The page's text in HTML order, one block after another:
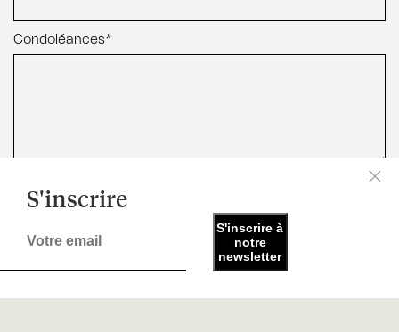
Condoléances*
S'inscrire
S'inscrire à
notre
newsletter